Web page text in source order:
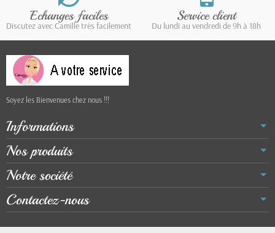
Echanges faciles
Discutez avec Camille très facilement
Service client
Du lundi au vendredi de 9h à 18h
Soyez les Bienvenues chez nous !!!
Informations
Nos produits
Notre société
Contactez-nous